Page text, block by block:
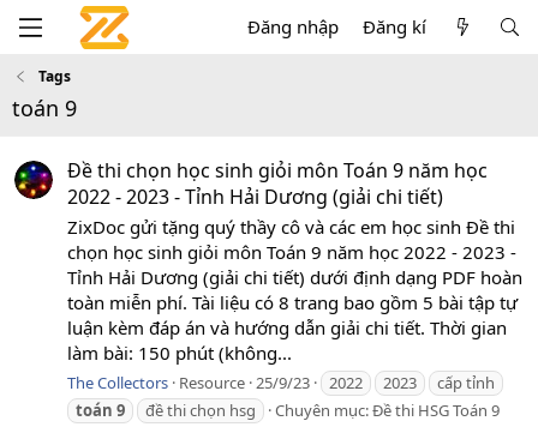
Đăng nhập Đăng kí
Tags
toán 9
Đề thi chọn học sinh giỏi môn Toán 9 năm học
2022 - 2023 - Tỉnh Hải Dương (giải chi tiết)
ZixDoc gửi tặng quý thầy cô và các em học sinh Đề thi
chọn học sinh giỏi môn Toán 9 năm học 2022 - 2023 -
Tỉnh Hải Dương (giải chi tiết) dưới định dạng PDF hoàn
toàn miễn phí. Tài liệu có 8 trang bao gồm 5 bài tập tự
luận kèm đáp án và hướng dẫn giải chi tiết. Thời gian
làm bài: 150 phút (không...
The Collectors Resource 25/9/23 2022 2023
cấp tỉnh
toán 9 đề thi chọn hsg Chuyên mục:Đề thi HSG Toán 9